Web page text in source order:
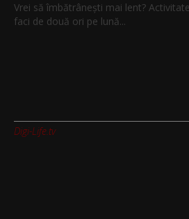
Vrei să îmbătrânești mai lent?
faci de două ori pe lună...
Digi-Life.tv